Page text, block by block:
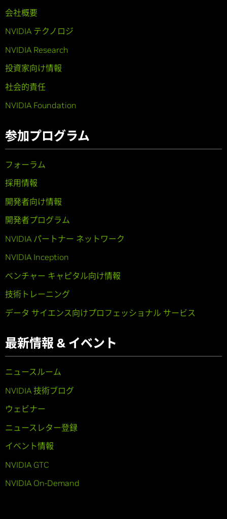
会社概要
NVIDIA テクノロジ
NVIDIA Research
投資家向け情報
社会的責任
NVIDIA Foundation
参加プログラム
フォーラム
採用情報
開発者向け情報
開発者プログラム
NVIDIA パートナー ネットワーク
NVIDIA Inception
ベンチャー キャピタル向け情報
技術トレーニング
データ サイエンス向けプロフェッショナル サービス
最新情報 & イベント
ニュースルーム
NVIDIA 技術ブログ
ウェビナー
ニュースレター登録
イベント情報
NVIDIA GTC
NVIDIA On-Demand